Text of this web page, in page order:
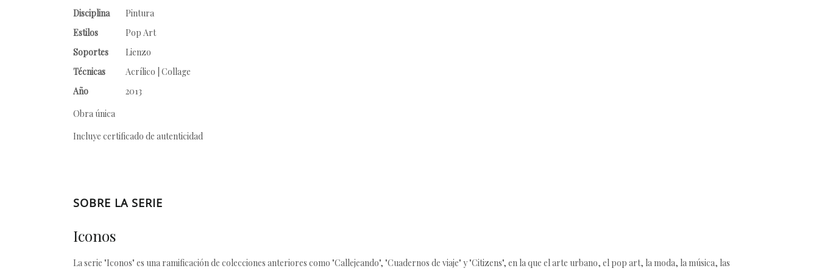
Disciplina
Pintura
Estilos
Pop Art
Soportes
Lienzo
Técnicas
Acrílico | Collage
Año
2013
Obra única
Incluye certificado de autenticidad
SOBRE LA SERIE
Iconos
La serie "Iconos" es una ramificación de colecciones anteriores como "Callejeando", "Cuadernos de viaje" y "Citizens", en la que el arte urbano, el pop art, la moda, la música, las